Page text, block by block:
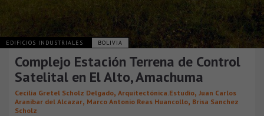
EDIFICIOS INDUSTRIALES BOLIVIA
Complejo Estación Terrena de Control
Satelital en El Alto, Amachuma
Cecilia Gretel Scholz Delgado, Arquitectónica.Estudio, Juan Carlos
Aranibar del Alcazar, Marco Antonio Reas Huancollo, Brisa Sanchez
Scholz